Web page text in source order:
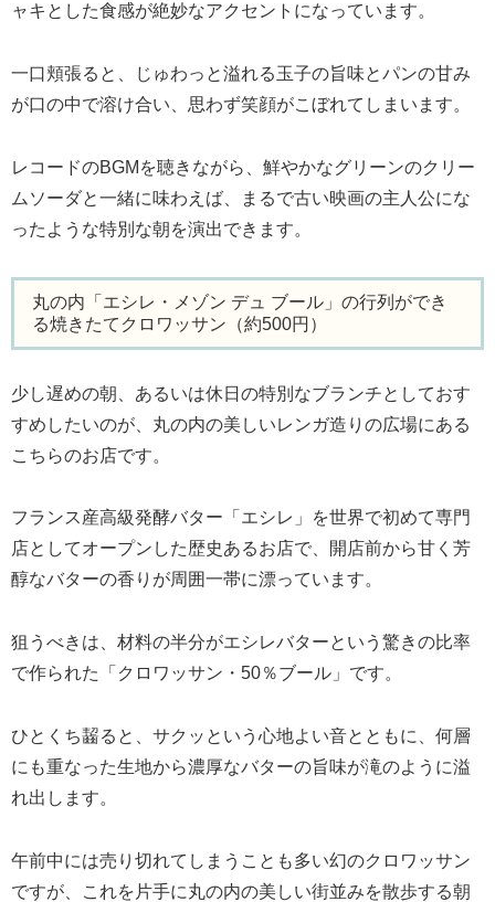
ャキとした食感が絶妙なアクセントになっています。
一口頬張ると、じゅわっと溢れる玉子の旨味とパンの甘み
が口の中で溶け合い、思わず笑顔がこぼれてしまいます。
レコードのBGMを聴きながら、鮮やかなグリーンのクリー
ムソーダと一緒に味わえば、まるで古い映画の主人公にな
ったような特別な朝を演出できます。
丸の内「エシレ・メゾン デュ ブール」の行列ができ
る焼きたてクロワッサン（約500円）
少し遅めの朝、あるいは休日の特別なブランチとしておす
すめしたいのが、丸の内の美しいレンガ造りの広場にある
こちらのお店です。
フランス産高級発酵バター「エシレ」を世界で初めて専門
店としてオープンした歴史あるお店で、開店前から甘く芳
醇なバターの香りが周囲一帯に漂っています。
狙うべきは、材料の半分がエシレバターという驚きの比率
で作られた「クロワッサン・50％ブール」です。
ひとくち齧ると、サクッという心地よい音とともに、何層
にも重なった生地から濃厚なバターの旨味が滝のように溢
れ出します。
午前中には売り切れてしまうことも多い幻のクロワッサン
ですが、これを片手に丸の内の美しい街並みを散歩する朝